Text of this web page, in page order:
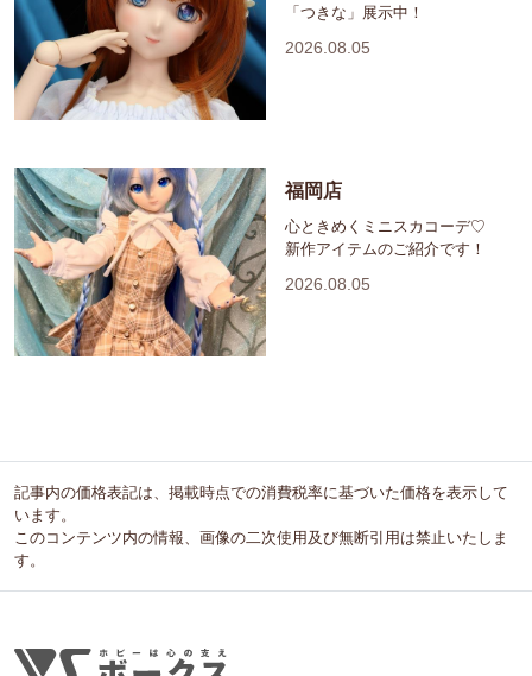
「つきな」展示中！
2026.08.05
福岡店
心ときめくミニスカコーデ♡
新作アイテムのご紹介です！
2026.08.05
記事内の価格表記は、掲載時点での消費税率に基づいた価格を表示して
います。
このコンテンツ内の情報、画像の二次使用及び無断引用は禁止いたしま
す。